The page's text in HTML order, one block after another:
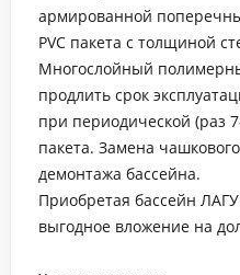
армированной
PVC пакета с толщиной
Многослойный
продлить срок
при периодической (раз
пакета. Замена
демонтажа бассейна.
Приобретая бассейн
выгодное вложение на